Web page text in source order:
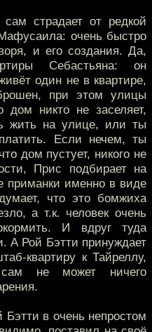
страдает от редкой
очень быстро
и его создания. Да,
Себастьяна: он
один не в квартире,
при этом улицы
никто не заселяет,
жить на улице, или ты
Если нечем, ты
дом пустует, никого не
Прис подбирает на
приманки именно в виде
что это бомжиха
а т.к. человек очень
И вдруг туда
А Рой Бэтти принуждает
квартиру к Тайреллу,
не может ничего
Бэтти в очень непростом